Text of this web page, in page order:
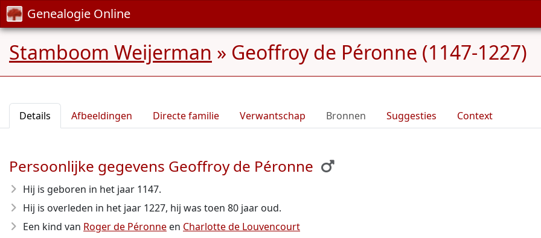
Genealogie Online
Stamboom Weijerman » Geoffroy de Péronne (1147-1227)
Details Afbeeldingen Directe familie Verwantschap Bronnen Suggesties Context
Persoonlijke gegevens Geoffroy de Péronne
Hij is geboren in het jaar 1147.
Hij is overleden in het jaar 1227, hij was toen 80 jaar oud.
Een kind van Roger de Péronne en Charlotte de Louvencourt